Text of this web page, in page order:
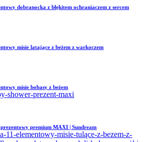
dobranocka z błękitem ochraniaczem z sercem
misie latające z beżem z warkoczem
misie bobasy z beżem
premium MAXI | Sundream